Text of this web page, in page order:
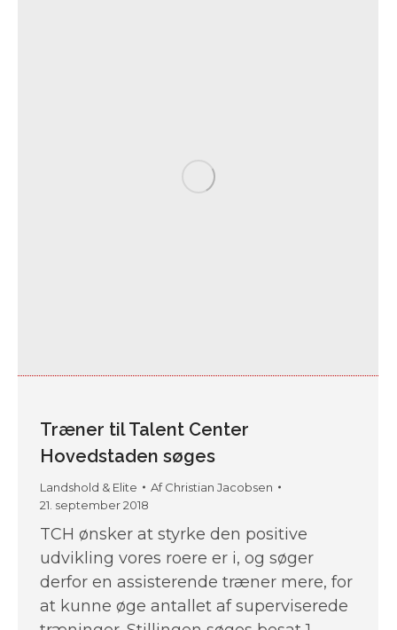
Træner til Talent Center
Hovedstaden søges
Landshold & Elite AfChristian Jacobsen
21. september 2018
TCH ønsker at styrke den positive
udvikling vores roere er i, og søger
derfor en assisterende træner mere, for
at kunne øge antallet af superviserede